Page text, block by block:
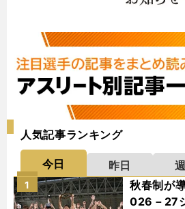
人気記事ランキング
今日 昨日
秋春制が
026－27
1